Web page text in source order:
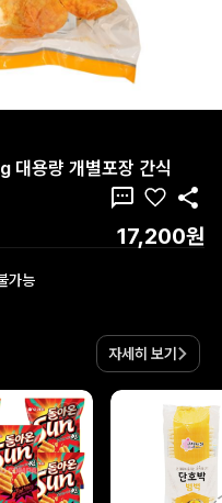
대용량 개별포장 간식
17,200원
가능
자세히 보기